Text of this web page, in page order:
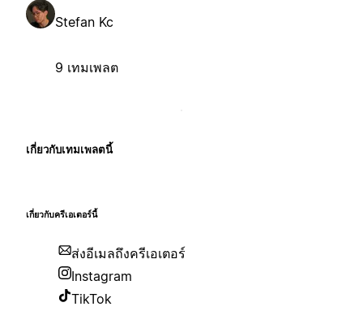
Stefan Kc
9 เทมเพลต
เกี่ยวกับเทมเพลตนี้
เกี่ยวกับครีเอเตอร์นี้
ส่งอีเมลถึงครีเอเตอร์
Instagram
TikTok